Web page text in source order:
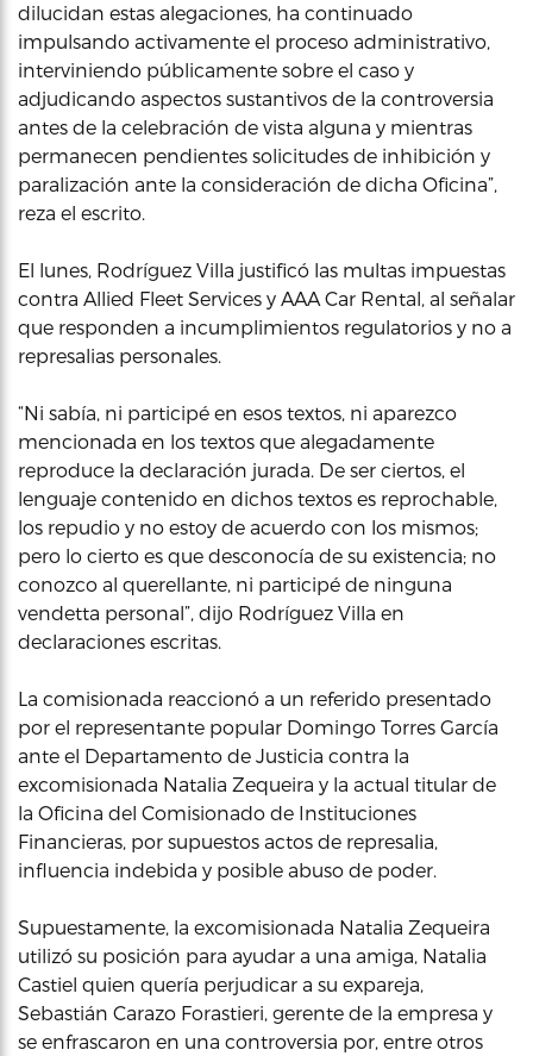
dilucidan estas alegaciones, ha continuado
impulsando activamente el proceso administrativo,
interviniendo públicamente sobre el caso y
adjudicando aspectos sustantivos de la controversia
antes de la celebración de vista alguna y mientras
permanecen pendientes solicitudes de inhibición y
paralización ante la consideración de dicha Oficina”,
reza el escrito.
El lunes, Rodríguez Villa justificó las multas impuestas
contra Allied Fleet Services y AAA Car Rental, al señalar
que responden a incumplimientos regulatorios y no a
represalias personales.
“Ni sabía, ni participé en esos textos, ni aparezco
mencionada en los textos que alegadamente
reproduce la declaración jurada. De ser ciertos, el
lenguaje contenido en dichos textos es reprochable,
los repudio y no estoy de acuerdo con los mismos;
pero lo cierto es que desconocía de su existencia; no
conozco al querellante, ni participé de ninguna
vendetta personal”, dijo Rodríguez Villa en
declaraciones escritas.
La comisionada reaccionó a un referido presentado
por el representante popular Domingo Torres García
ante el Departamento de Justicia contra la
excomisionada Natalia Zequeira y la actual titular de
la Oficina del Comisionado de Instituciones
Financieras, por supuestos actos de represalia,
influencia indebida y posible abuso de poder.
Supuestamente, la excomisionada Natalia Zequeira
utilizó su posición para ayudar a una amiga, Natalia
Castiel quien quería perjudicar a su expareja,
Sebastián Carazo Forastieri, gerente de la empresa y
se enfrascaron en una controversia por, entre otros